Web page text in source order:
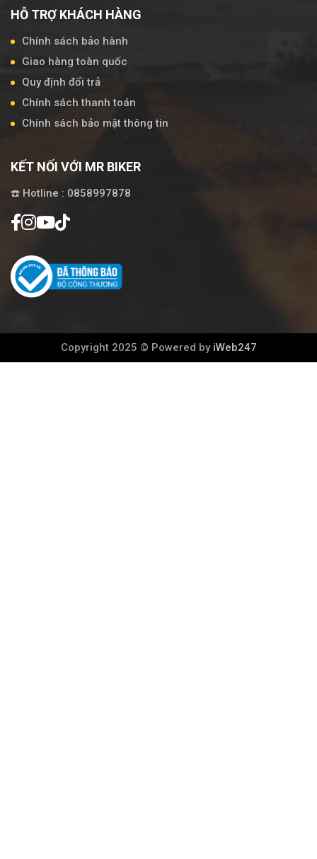
HỖ TRỢ KHÁCH HÀNG
Chính sách bảo hành
Giao hàng toàn quốc
Quy định đổi trả
Chính sách thanh toán
Chính sách bảo mật thông tin
KẾT NỐI VỚI MR BIKER
☎️ Hotline : 0858997878
Copyright 2025 © Powered by iWeb247